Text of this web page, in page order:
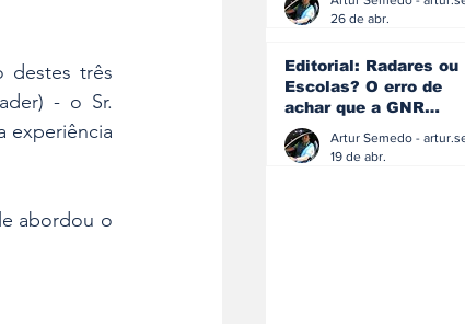
destes três
- o Sr.
experiência
abordou o
26 de abr.
Editorial: Radares ou
Escolas? O erro de
achar que a GNR
resolve o que a
educação falhou
19 de abr.